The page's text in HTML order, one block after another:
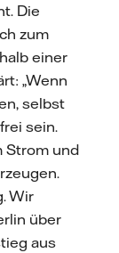
Die
zum
einer
„Wenn
selbst
sein.
Strom und
Wir
über
aus